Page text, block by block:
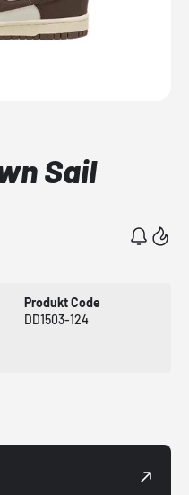
Sail
Produkt Code
DD1503-124